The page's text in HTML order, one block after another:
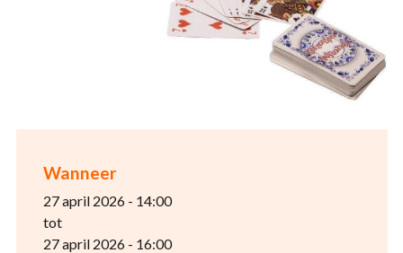
Wanneer
27 april 2026 - 14:00
tot
27 april 2026 - 16:00